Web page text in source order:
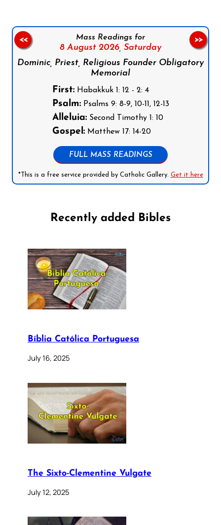
Mass Readings for
8 August 2026, Saturday
Dominic, Priest, Religious Founder Obligatory
Memorial
First:Habakkuk 1: 12 - 2: 4
Psalm:Psalms 9: 8-9, 10-11, 12-13
Alleluia:Second Timothy 1: 10
Gospel:Matthew 17: 14-20
FULL MASS READINGS
*This is a free service provided by Catholic Gallery. Get it here
<< >>
Recently added Bibles
Bíblia Católica Portuguesa
July 16, 2025
The Sixto-Clementine Vulgate
July 12, 2025